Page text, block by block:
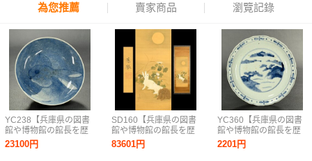
為您推薦 賣家商品 瀏覽記錄
YC238【兵庫県の図書
館や博物館の館長を歴
任された歴史研究家遺
族委託品】鍋島焼 染
23100円
SD160【兵庫県の図書
館や博物館の館長を歴
任された歴史研究家遺
族委託品】掛軸 円山
83601円
YC360【兵庫県の図書
館や博物館の館長を歴
任された歴史研究家遺
族委託品】古伊万里
2201円